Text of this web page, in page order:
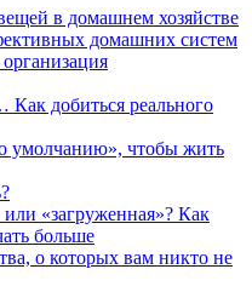
в домашнем хозяйстве
домашних систем
добиться реального
умолчанию», чтобы жить
«загруженная»? Как
больше
о которых вам никто не